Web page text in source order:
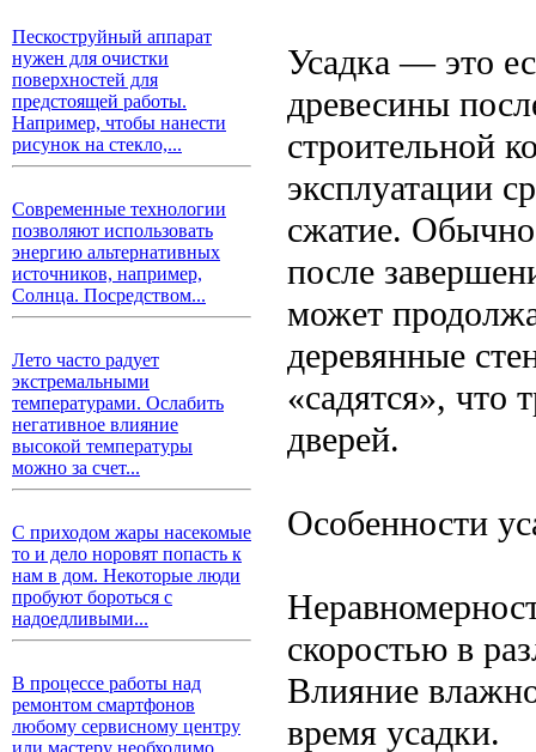
Пескоструйный аппарат
нужен для очистки
поверхностей для
предстоящей работы.
Например, чтобы нанести
рисунок на стекло,...
Современные технологии
позволяют использовать
энергию альтернативных
источников, например,
Солнца. Посредством...
Лето часто радует
экстремальными
температурами. Ослабить
негативное влияние
высокой температуры
можно за счет...
С приходом жары насекомые
то и дело норовят попасть к
нам в дом. Некоторые люди
пробуют бороться с
надоедливыми...
В процессе работы над
ремонтом смартфонов
любому сервисному центру
или мастеру необходимо
Усадка — это
древесины
строительной
эксплуатации
сжатие. Обычно
после
может
деревянные
«садятся», что
дверей.
Особенности
скоростью в
Влияние
время усадки.